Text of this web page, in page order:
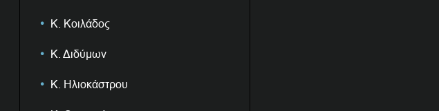
Κ. Κοιλάδος
Κ. Διδύμων
Κ. Ηλιοκάστρου